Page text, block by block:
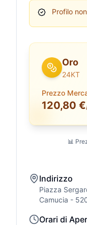
Profilo
Oro
24KT
Prezzo
120,80 €
📊
Indirizzo
Piazza
Camucia -
Orari di